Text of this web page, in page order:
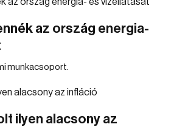
az ország energia-
munkacsoport.
ilyen alacsony az